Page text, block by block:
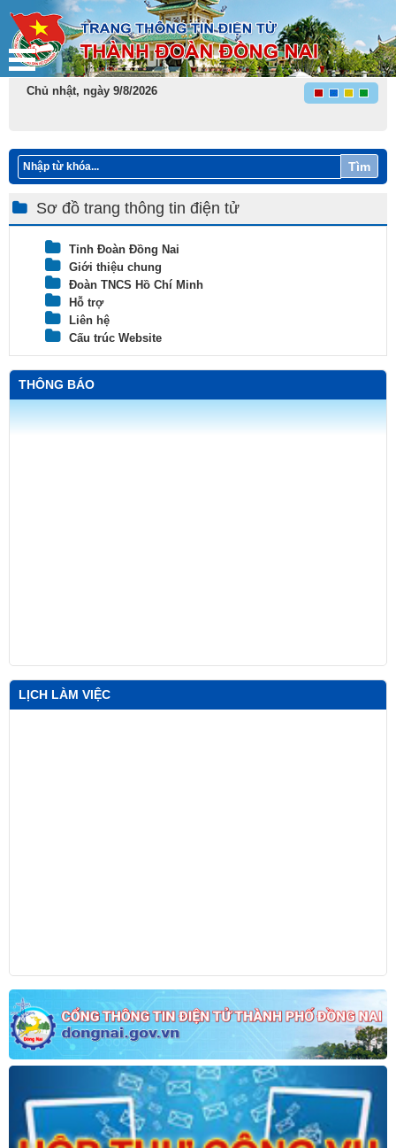
Chủ nhật, ngày 9/8/2026
Tìm
Sơ đồ trang thông tin điện tử
Tỉnh Đoàn Đồng Nai
Giới thiệu chung
Đoàn TNCS Hồ Chí Minh
Hỗ trợ
Liên hệ
Cấu trúc Website
THÔNG BÁO
LỊCH LÀM VIỆC